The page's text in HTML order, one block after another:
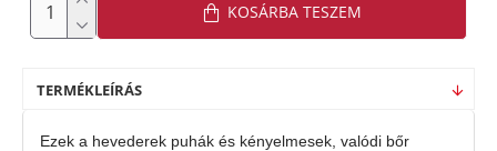
KOSÁRBA TESZEM
TERMÉKLEÍRÁS
Ezek a hevederek puhák és kényelmesek, valódi bőr